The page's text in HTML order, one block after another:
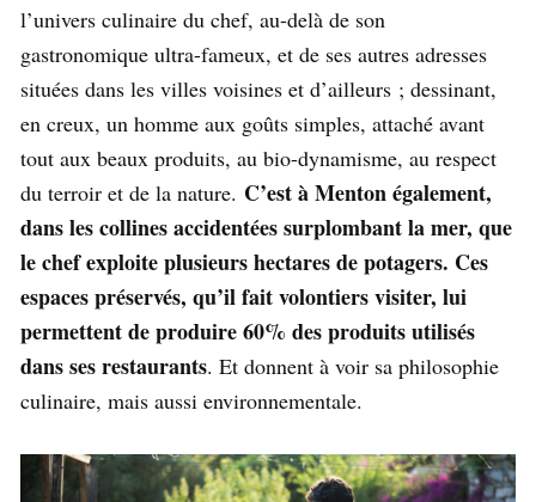
l’univers culinaire du chef, au-delà de son
gastronomique ultra-fameux, et de ses autres adresses
situées dans les villes voisines et d’ailleurs ; dessinant,
en creux, un homme aux goûts simples, attaché avant
tout aux beaux produits, au bio-dynamisme, au respect
du terroir et de la nature. C’est à Menton également,
dans les collines accidentées surplombant la mer, que
le chef exploite plusieurs hectares de potagers. Ces
espaces préservés, qu’il fait volontiers visiter, lui
permettent de produire 60% des produits utilisés
dans ses restaurants. Et donnent à voir sa philosophie
culinaire, mais aussi environnementale.